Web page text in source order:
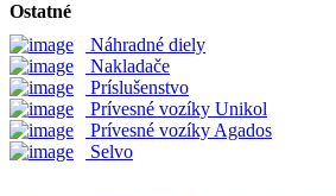
Ostatné
Náhradné diely
Nakladače
Príslušenstvo
Prívesné vozíky Unikol
Prívesné vozíky Agados
Selvo